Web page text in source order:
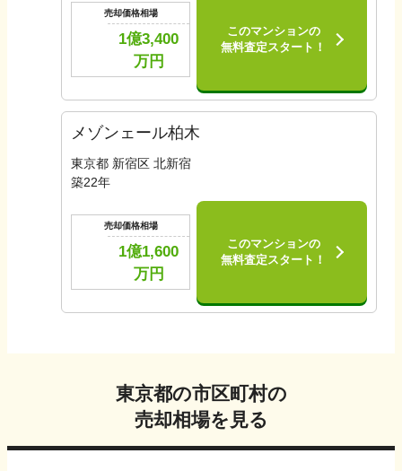
売却価格相場
1億3,400
万円
このマンションの
無料査定スタート！
メゾンェール柏木
東京都 新宿区 北新宿
築22年
売却価格相場
1億1,600
万円
このマンションの
無料査定スタート！
東京都の市区町村の
売却相場を見る